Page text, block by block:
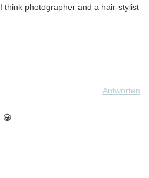
think photographer and a hair-stylist
Antworten
😀